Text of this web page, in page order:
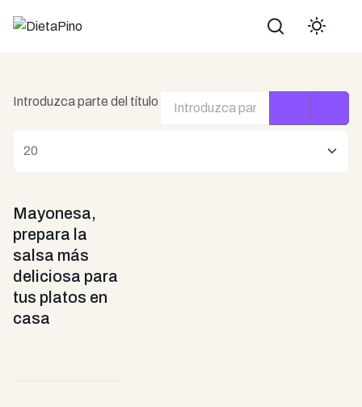
Buscar
Introduzca parte del título
Mayonesa,
prepara la
salsa más
deliciosa para
tus platos en
casa